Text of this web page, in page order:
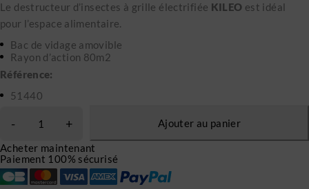
Le destructeur d’insectes à grille électrifiée KILEO est idéal
pour l’espace alimentaire.
Bac de vidage amovible
Rayon d’action 80m2
Référence:
51440
Ajouter au panier
Acheter maintenant
Paiement 100% sécurisé